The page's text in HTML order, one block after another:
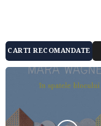
CARTI RECOMANDATE